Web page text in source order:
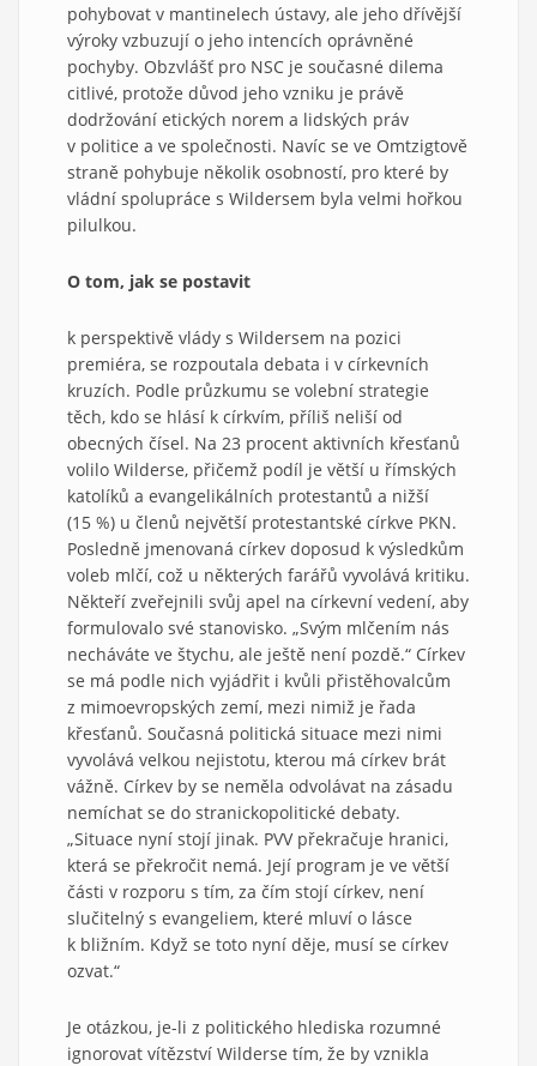
pohybovat v mantinelech ústavy, ale jeho dřívější
výroky vzbuzují o jeho intencích oprávněné
pochyby. Obzvlášť pro NSC je současné dilema
citlivé, protože důvod jeho vzniku je právě
dodržování etických norem a lidských práv
v politice a ve společnosti. Navíc se ve Omtzigtově
straně pohybuje několik osobností, pro které by
vládní spolupráce s Wildersem byla velmi hořkou
pilulkou.
O tom, jak se postavit
k perspektivě vlády s Wildersem na pozici
premiéra, se rozpoutala debata i v církevních
kruzích. Podle průzkumu se volební strategie
těch, kdo se hlásí k církvím, příliš neliší od
obecných čísel. Na 23 procent aktivních křesťanů
volilo Wilderse, přičemž podíl je větší u římských
katolíků a evangelikálních protestantů a nižší
(15 %) u členů největší protestantské církve PKN.
Posledně jmenovaná církev doposud k výsledkům
voleb mlčí, což u některých farářů vyvolává kritiku.
Někteří zveřejnili svůj apel na církevní vedení, aby
formulovalo své stanovisko. „Svým mlčením nás
necháváte ve štychu, ale ještě není pozdě.“ Církev
se má podle nich vyjádřit i kvůli přistěhovalcům
z mimoevropských zemí, mezi nimiž je řada
křesťanů. Současná politická situace mezi nimi
vyvolává velkou nejistotu, kterou má církev brát
vážně. Církev by se neměla odvolávat na zásadu
nemíchat se do stranickopolitické debaty.
„Situace nyní stojí jinak. PVV překračuje hranici,
která se překročit nemá. Její program je ve větší
části v rozporu s tím, za čím stojí církev, není
slučitelný s evangeliem, které mluví o lásce
k bližním. Když se toto nyní děje, musí se církev
ozvat.“
Je otázkou, je-li z politického hlediska rozumné
ignorovat vítězství Wilderse tím, že by vznikla